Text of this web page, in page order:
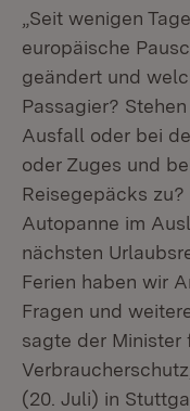
„Seit wenigen
europäische
geändert und
Passagier?
Ausfall oder bei
oder Zuges und
Reisegepäcks
Autopanne im
nächsten
Ferien haben wir
Fragen und
sagte der Minister
(20. Juli) in